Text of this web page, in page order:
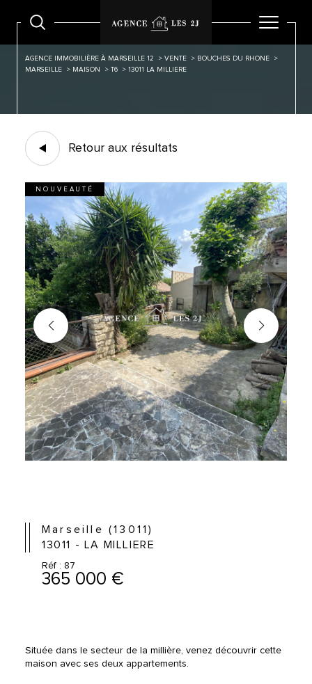
AGENCE IMMOBILIÈRE À MARSEILLE 12 VENTE
BOUCHES DU RHONE
MARSEILLE
MAISON T6 13011 LA MILLIERE
Retour aux résultats
NOUVEAUTÉ
Marseille (13011)
13011 - LA MILLIERE
Réf : 87
365 000 €
Située dans le secteur de la millière, venez découvrir cette
maison avec ses deux appartements.